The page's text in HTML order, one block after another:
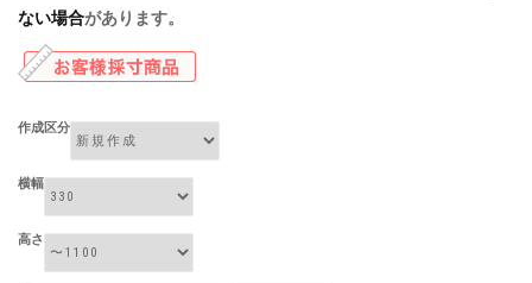
ない場合があります。
作成区分
横幅
高さ